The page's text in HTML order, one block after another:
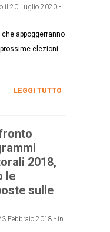
il 20 Luglio 2020 -
appoggerranno
elezioni
LEGGI TUTTO
2018,
le
sulle
Febbraio 2018 - in